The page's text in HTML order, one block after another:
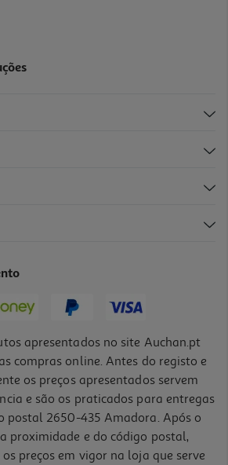
apresentados no site Auchan.pt
compras online. Antes do registo e
os preços apresentados servem
e são os praticados para entregas
postal 2650-435 Amadora. Após o
proximidade e do código postal,
preços em vigor na loja que serve